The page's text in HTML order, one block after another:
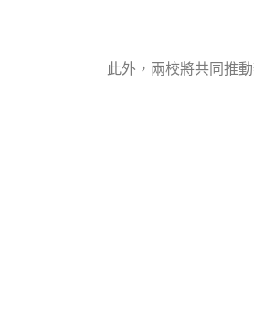
此外，兩校將共同推